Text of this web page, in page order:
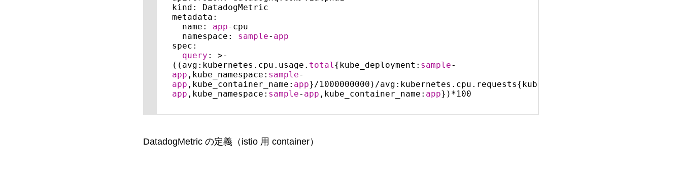
kind: DatadogMetric
metadata:
  name:
app-cpu
  namespace:
sample- app
spec:
query : >-
((avg:kubernetes.cpu.usage. total {kube_deployment: sample-
app ,kube_namespace: sample-
app ,kube_container_name: app}/1000000000)/avg:kubernetes.cpu.requests{kube_deployment:
app ,kube_namespace: sample- app ,kube_container_name: app})*100
DatadogMetric の定義（istio 用 container）